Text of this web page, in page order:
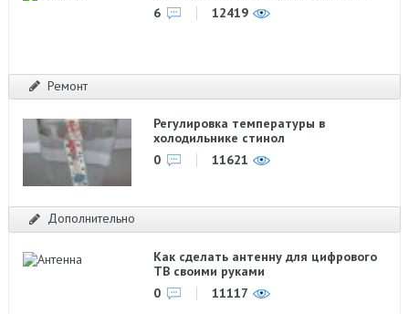
6
12419
Ремонт
Регулировка температуры в
холодильнике стинол
0
11621
Дополнительно
Как сделать антенну для цифрового
ТВ своими руками
0
11117